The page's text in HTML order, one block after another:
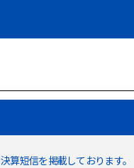
決算短信を掲載しております。